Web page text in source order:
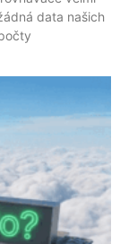
data našich